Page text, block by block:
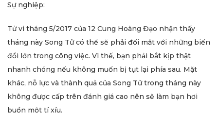
Sự nghiệp:
Tử vi tháng 5/2017 của 12 Cung Hoàng Đạo nhận thấy
tháng này Song Tử có thể sẽ phải đối mắt với những biến
đổi lớn trong công việc. Vì thế, bạn phải bắt kịp thật
nhanh chóng nếu không muốn bị tụt lại phía sau. Mặt
khác, nỗ lực và thành quả của Song Tử trong tháng này
không được cấp trên đánh giá cao nên sẽ làm bạn hơi
buồn một tí xíu.